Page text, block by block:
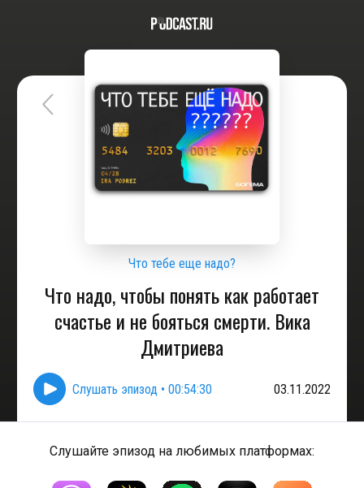
Что тебе еще надо?
Что надо, чтобы понять как работает
счастье и не бояться смерти. Вика
Дмитриева
Слушать эпизод • 00:54:30 03.11.2022
Слушайте эпизод на любимых платформах: